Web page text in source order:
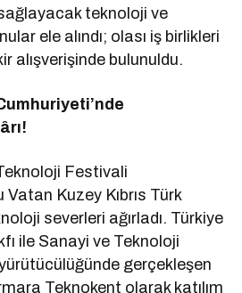
teknoloji ve
ele alındı; olası iş birlikleri
alışverişinde bulunuldu.
Festivali
Kuzey Kıbrıs Türk
severleri ağırladı. Türkiye
ile Sanayi ve Teknoloji
yürütücülüğünde gerçekleşen
Teknokent olarak katılım